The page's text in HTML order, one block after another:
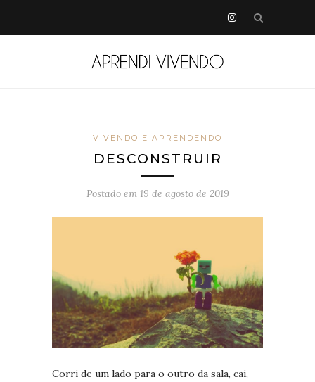
VIVENDO E APRENDENDO
DESCONSTRUIR
Postado em 19 de agosto de 2019
Corri de um lado para o outro da sala, cai,